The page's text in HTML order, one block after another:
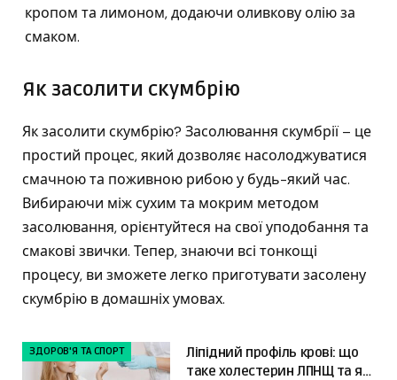
кропом та лимоном, додаючи оливкову олію за
смаком.
Як засолити скумбрію
Як засолити скумбрію? Засолювання скумбрії – це
простий процес, який дозволяє насолоджуватися
смачною та поживною рибою у будь-який час.
Вибираючи між сухим та мокрим методом
засолювання, орієнтуйтеся на свої уподобання та
смакові звички. Тепер, знаючи всі тонкощі
процесу, ви зможете легко приготувати засолену
скумбрію в домашніх умовах.
ЗДОРОВ'Я ТА СПОРТ
Ліпідний профіль крові: що
таке холестерин ЛПНЩ та як